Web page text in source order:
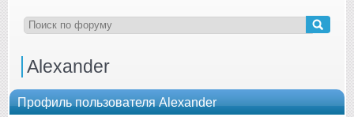
Alexander
Профиль пользователя Alexander